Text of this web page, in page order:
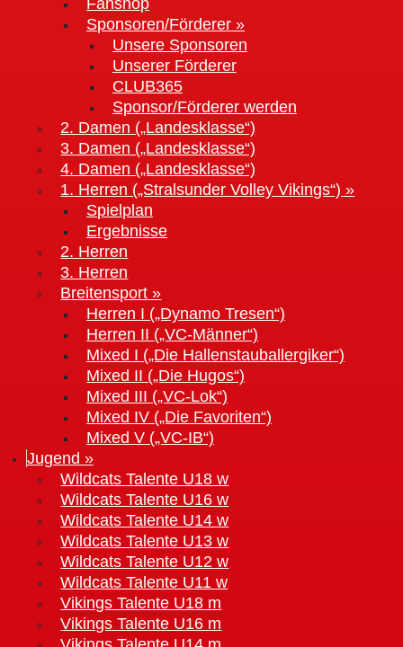
Fanshop
Sponsoren/Förderer »
Unsere Sponsoren
Unserer Förderer
CLUB365
Sponsor/Förderer werden
2. Damen („Landesklasse“)
3. Damen („Landesklasse“)
4. Damen („Landesklasse“)
1. Herren („Stralsunder Volley Vikings“) »
Spielplan
Ergebnisse
2. Herren
3. Herren
Breitensport »
Herren I („Dynamo Tresen“)
Herren II („VC-Männer“)
Mixed I („Die Hallenstauballergiker“)
Mixed II („Die Hugos“)
Mixed III („VC-Lok“)
Mixed IV („Die Favoriten“)
Mixed V („VC-IB“)
Jugend »
Wildcats Talente U18 w
Wildcats Talente U16 w
Wildcats Talente U14 w
Wildcats Talente U13 w
Wildcats Talente U12 w
Wildcats Talente U11 w
Vikings Talente U18 m
Vikings Talente U16 m